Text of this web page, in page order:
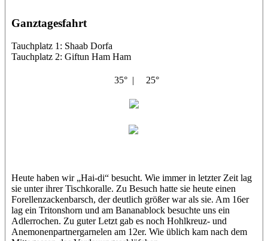
Ganztagesfahrt
Tauchplatz 1: Shaab Dorfa
Tauchplatz 2: Giftun Ham Ham
35° | 25°
Heute haben wir „Hai-di“ besucht. Wie immer in letzter Zeit lag
sie unter ihrer Tischkoralle. Zu Besuch hatte sie heute einen
Forellenzackenbarsch, der deutlich größer war als sie. Am 16er
lag ein Tritonshorn und am Bananablock besuchte uns ein
Adlerrochen. Zu guter Letzt gab es noch Hohlkreuz- und
Anemonenpartnergarnelen am 12er. Wie üblich kam nach dem